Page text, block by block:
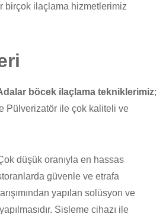
birçok ilaçlama hizmetlerimiz
böcek ilaçlama tekniklerimiz;
Pülverizatör ile çok kaliteli ve
düşük oranıyla en hassas
güvenle ve etrafa
yapılan solüsyon ve
Sisleme cihazı ile